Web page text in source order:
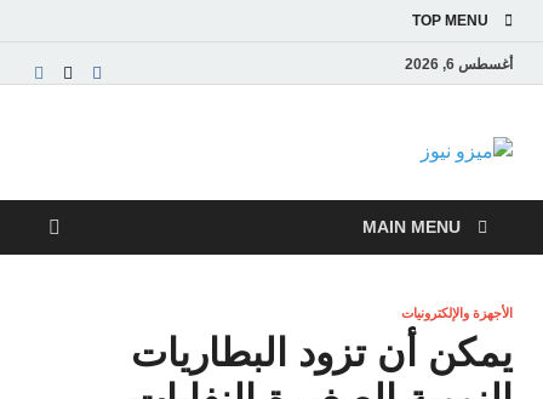
TOP MENU
أغسطس 6, 2026
ميزو نيوز
والاقتصادية
MAIN MENU
الأجهزة والإلكترونيات
يمكن أن تزود البطاريات